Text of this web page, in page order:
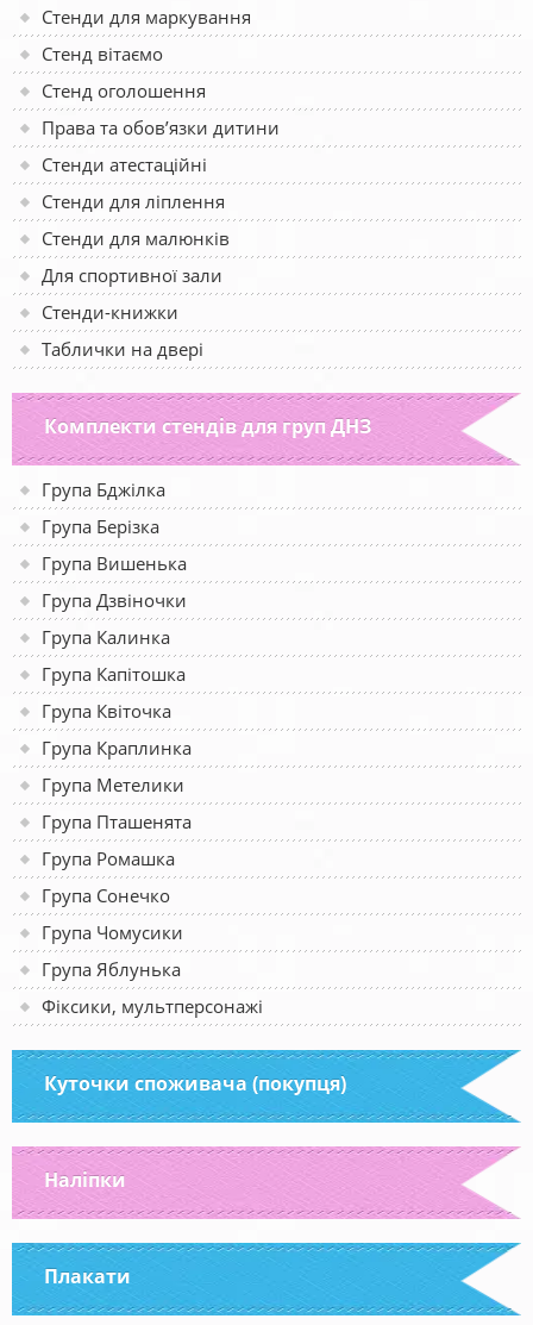
Стенди для маркування
Стенд вітаємо
Стенд оголошення
Права та обов’язки дитини
Стенди атестаційні
Стенди для ліплення
Стенди для малюнків
Для спортивної зали
Стенди-книжки
Таблички на двері
Комплекти стендів для груп ДНЗ
Група Бджілка
Група Берізка
Група Вишенька
Група Дзвіночки
Група Калинка
Група Капітошка
Група Квіточка
Група Краплинка
Група Метелики
Група Пташенята
Група Ромашка
Група Сонечко
Група Чомусики
Група Яблунька
Фіксики, мультперсонажі
Куточки споживача (покупця)
Наліпки
Плакати